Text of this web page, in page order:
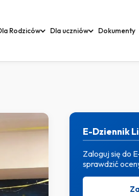
Rodziców Dla uczniów Dokumenty
E-Dziennik
Zaloguj się do
sprawdzić